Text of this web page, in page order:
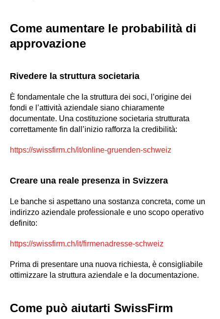
Come aumentare le probabilità di
approvazione
Rivedere la struttura societaria
È fondamentale che la struttura dei soci, l’origine dei
fondi e l’attività aziendale siano chiaramente
documentate. Una costituzione societaria strutturata
correttamente fin dall’inizio rafforza la credibilità:
https://swissfirm.ch/it/online-gruenden-schweiz
Creare una reale presenza in Svizzera
Le banche si aspettano una sostanza concreta, come un
indirizzo aziendale professionale e uno scopo operativo
definito:
https://swissfirm.ch/it/firmenadresse-schweiz
Prima di presentare una nuova richiesta, è consigliabile
ottimizzare la struttura aziendale e la documentazione.
Come può aiutarti SwissFirm